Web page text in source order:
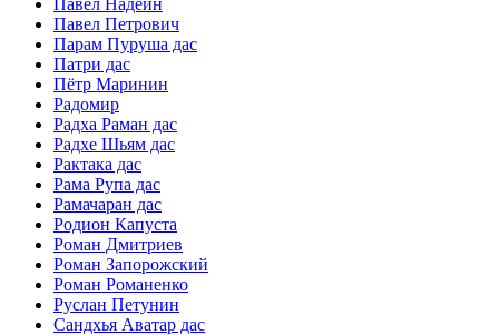
Павел Надеин
Павел Петрович
Парам Пуруша дас
Патри дас
Пётр Маринин
Радомир
Радха Раман дас
Радхе Шьям дас
Рактака дас
Рама Рупа дас
Рамачаран дас
Родион Капуста
Роман Дмитриев
Роман Запорожский
Роман Романенко
Руслан Петунин
Сандхья Аватар дас